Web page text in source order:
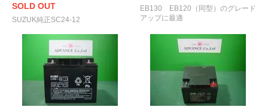
SOLD OUT
SUZUK純正SC24-12
EB130 EB120（同型）のグレード
アップに最適